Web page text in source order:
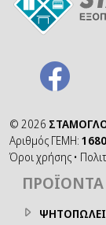
© 2026
Αριθμός ΓΕΜΗ:
Όροι χρήσης •
ΠΡΟΪΌΝΤΑ